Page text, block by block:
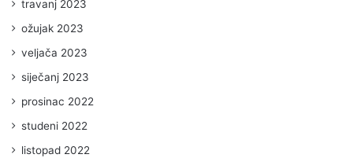
travanj 2023
ožujak 2023
veljača 2023
siječanj 2023
prosinac 2022
studeni 2022
listopad 2022